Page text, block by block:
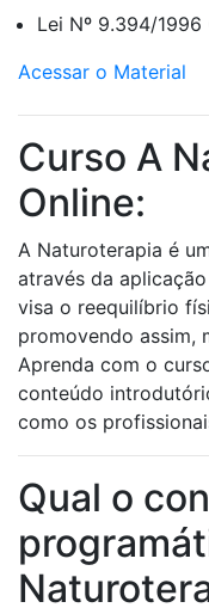
Lei Nº 9.394/1996
Acessar o Material
Curso A
Online:
A Naturoterapia é
através da
visa o reequilíbrio
promovendo assim,
Aprenda com o
conteúdo
como os
Qual o